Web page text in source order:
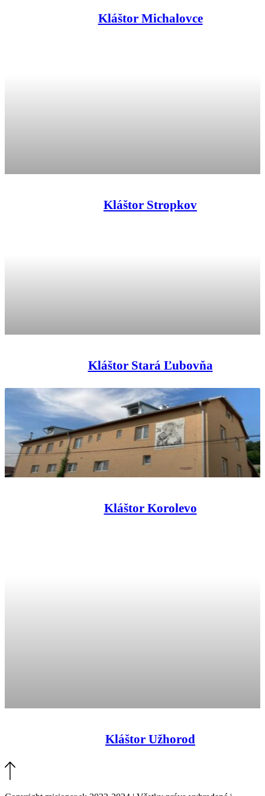
Kláštor Michalovce
Kláštor Stropkov
Kláštor Stará Ľubovňa
Kláštor Korolevo
Kláštor Užhorod